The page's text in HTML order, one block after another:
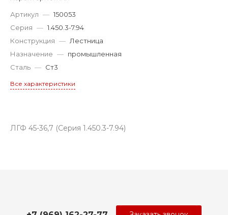
Артикул — 150053
Серия — 1.450.3-7.94
Конструкция — Лестница
Назначение — промышленная
Сталь — Ст3
Все характеристики
ЛГФ 45-36,7 (Серия 1.450.3-7.94)